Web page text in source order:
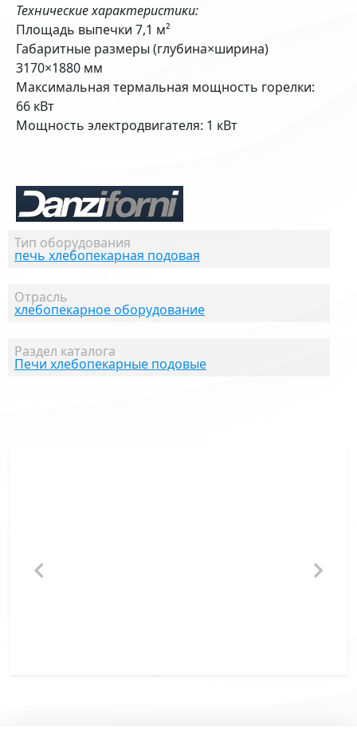
Тип оборудования
печь хлебопекарная подовая
Отрасль
хлебопекарное оборудование
Раздел каталога
Печи хлебопекарные подовые
Технические характеристики:
Площадь выпечки 7,1 м²
Габаритные размеры (глубина×ширина)
3170×1880 мм
Максимальная термальная мощность горелки:
66 кВт
Мощность электродвигателя: 1 кВт